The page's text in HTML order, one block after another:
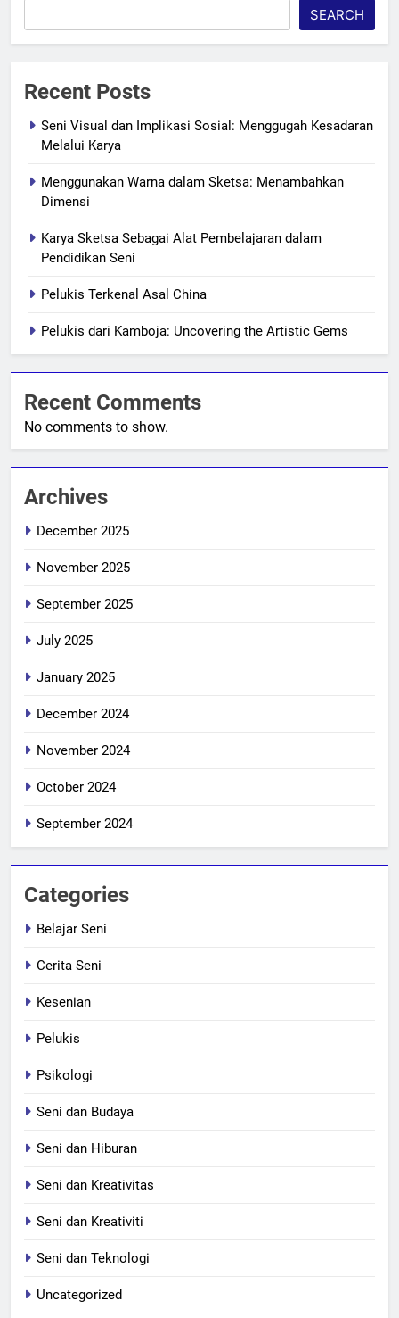
SEARCH
Recent Posts
Seni Visual dan Implikasi Sosial: Menggugah Kesadaran
Melalui Karya
Menggunakan Warna dalam Sketsa: Menambahkan
Dimensi
Karya Sketsa Sebagai Alat Pembelajaran dalam
Pendidikan Seni
Pelukis Terkenal Asal China
Pelukis dari Kamboja: Uncovering the Artistic Gems
Recent Comments
No comments to show.
Archives
December 2025
November 2025
September 2025
July 2025
January 2025
December 2024
November 2024
October 2024
September 2024
Categories
Belajar Seni
Cerita Seni
Kesenian
Pelukis
Psikologi
Seni dan Budaya
Seni dan Hiburan
Seni dan Kreativitas
Seni dan Kreativiti
Seni dan Teknologi
Uncategorized